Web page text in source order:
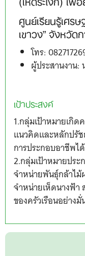
ศูนย์เรียนรู้เศ
เขาวง” จังหวั
โทร:
ผู้ประสานงาน:
เป้าประสงค์
1.กลุ่มเป้าหมายเกิ
แนวคิดและหลักปรั
การประกอบอาชีพไ
2.กลุ่มเป้าหมายปร
จำหน่ายพันธุ์กล้าไม้
จำหน่ายเห็ดนางฟ้
ของครัวเรือนอย่าง